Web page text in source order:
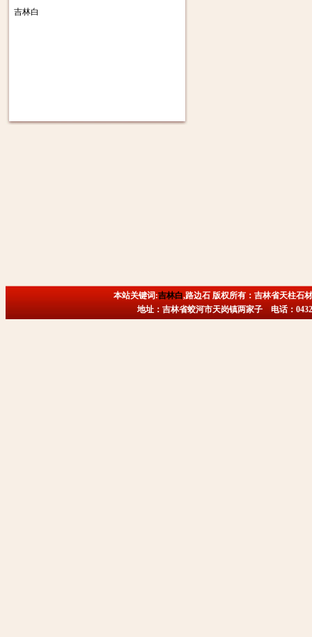
吉林白
本站关键词:吉林白,路边石 版权所有：吉林省天柱石
地址：吉林省蛟河市天岗镇两家子 电话：